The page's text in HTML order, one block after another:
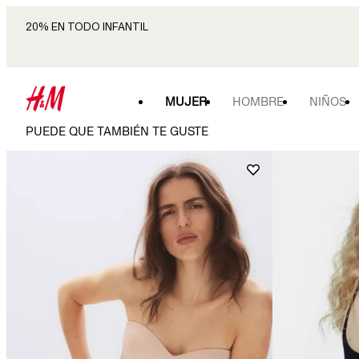
20% EN TODO INFANTIL
MUJER HOMBRE NIÑOS
PUEDE QUE TAMBIÉN TE GUSTE